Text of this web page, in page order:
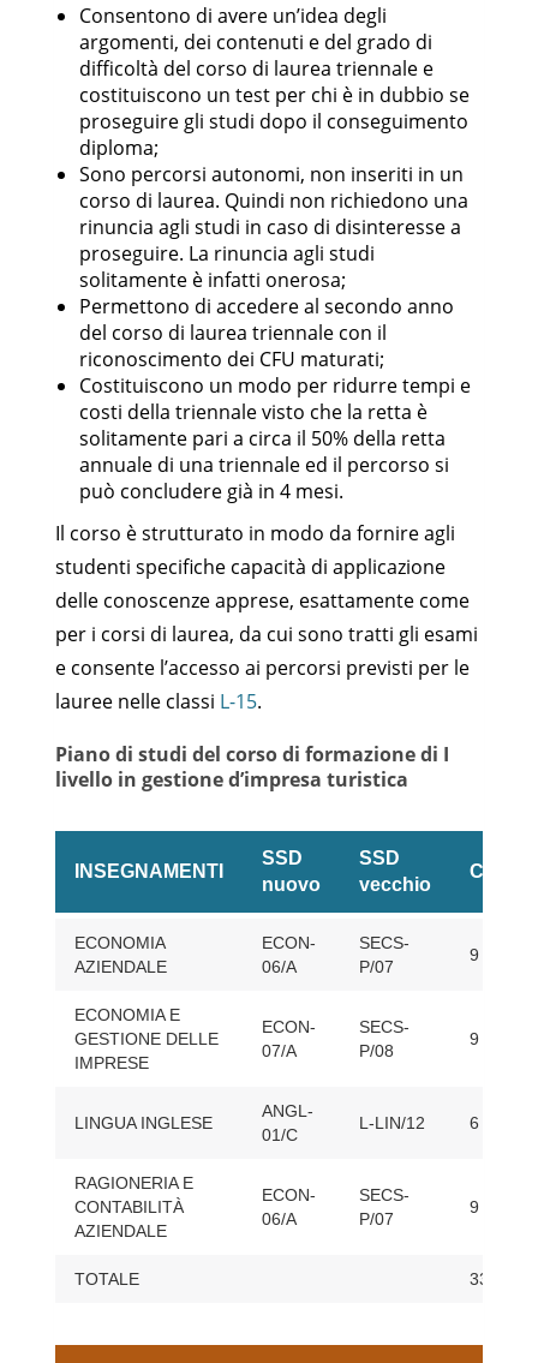
Consentono di avere un’idea degli
argomenti, dei contenuti e del grado di
difficoltà del corso di laurea triennale e
costituiscono un test per chi è in dubbio se
proseguire gli studi dopo il conseguimento
diploma;
Sono percorsi autonomi, non inseriti in un
corso di laurea. Quindi non richiedono una
rinuncia agli studi in caso di disinteresse a
proseguire. La rinuncia agli studi
solitamente è infatti onerosa;
Permettono di accedere al secondo anno
del corso di laurea triennale con il
riconoscimento dei CFU maturati;
Costituiscono un modo per ridurre tempi e
costi della triennale visto che la retta è
solitamente pari a circa il 50% della retta
annuale di una triennale ed il percorso si
può concludere già in 4 mesi.
Il corso è strutturato in modo da fornire agli
studenti specifiche capacità di applicazione
delle conoscenze apprese, esattamente come
per i corsi di laurea, da cui sono tratti gli esami
e consente l’accesso ai percorsi previsti per le
lauree nelle classi L-15.
Piano di studi del corso di formazione di I
livello in gestione d’impresa turistica
del
corso
gestione
d’impresa
INSEGNAMENTI
SSD
nuovo
SSD
vecchio
CFU
ECONOMIA
AZIENDALE
ECON-
06/A
SECS-
P/07
9
ECONOMIA E
GESTIONE DELLE
IMPRESE
ECON-
07/A
SECS-
P/08
9
LINGUA INGLESE
ANGL-
01/C
L-LIN/12 6
RAGIONERIA E
CONTABILITÀ
AZIENDALE
ECON-
06/A
SECS-
P/07
9
TOTALE 33